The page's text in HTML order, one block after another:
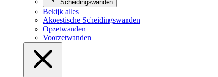
Scheidingswanden
Bekijk alles
Akoestische Scheidingswanden
Opzetwanden
Voorzetwanden